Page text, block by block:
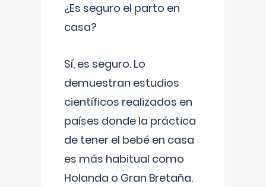
¿Es seguro el parto en
casa?
Sí, es seguro. Lo
demuestran estudios
científicos realizados en
países donde la práctica
de tener el bebé en casa
es más habitual como
Holanda o Gran Bretaña.